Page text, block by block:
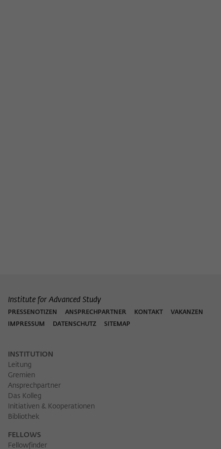
Institute for Advanced Study
PRESSENOTIZEN ANSPRECHPARTNER KONTAKT
VAKANZEN
IMPRESSUM
DATENSCHUTZ SITEMAP
INSTITUTION
Leitung
Gremien
Ansprechpartner
Das Kolleg
Initiativen & Kooperationen
Bibliothek
FELLOWS
Fellowfinder